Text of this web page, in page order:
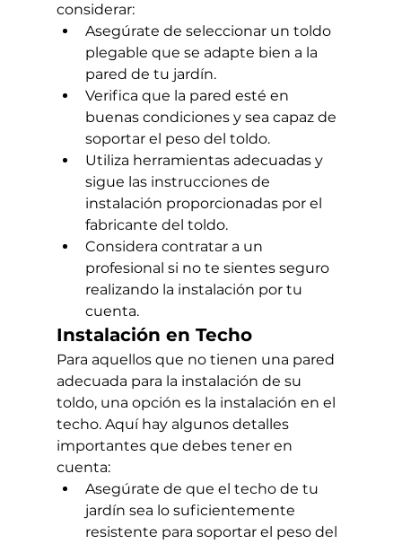
considerar:
Asegúrate de seleccionar un toldo
plegable que se adapte bien a la
pared de tu jardín.
Verifica que la pared esté en
buenas condiciones y sea capaz de
soportar el peso del toldo.
Utiliza herramientas adecuadas y
sigue las instrucciones de
instalación proporcionadas por el
fabricante del toldo.
Considera contratar a un
profesional si no te sientes seguro
realizando la instalación por tu
cuenta.
Instalación en Techo
Para aquellos que no tienen una pared
adecuada para la instalación de su
toldo, una opción es la instalación en el
techo. Aquí hay algunos detalles
importantes que debes tener en
cuenta:
Asegúrate de que el techo de tu
jardín sea lo suficientemente
resistente para soportar el peso del